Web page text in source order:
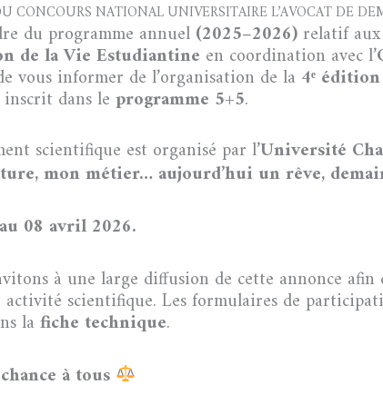
CONCOURS NATIONAL UNIVERSITAIRE L’AVOCAT DE
du programme annuel (2025–2026)relatif
de la Vie Estudiantine en coordination avec l’
vous informer de l’organisation de la 4ᵉ
dans leprogramme 5+5.
scientifique est organisé par l’Université
mon métier… aujourd’hui un rêve,
08 avril 2026.
à une large diffusion de cette annonce
scientifique. Les formulaires de
lafiche technique.
à tous